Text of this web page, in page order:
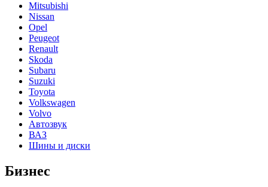
Mitsubishi
Nissan
Opel
Peugeot
Renault
Skoda
Subaru
Suzuki
Toyota
Volkswagen
Volvo
Автозвук
ВАЗ
Шины и диски
Бизнес